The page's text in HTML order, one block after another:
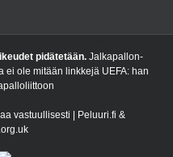
pidätetään.Jalkapallon-
ei ole mitään linkkejä UEFA: han
vastuullisesti | Peluuri.fi &